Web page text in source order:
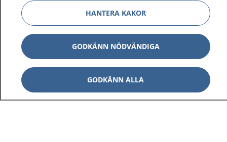
HANTERA KAKOR
GODKÄNN NÖDVÄNDIGA
GODKÄNN ALLA